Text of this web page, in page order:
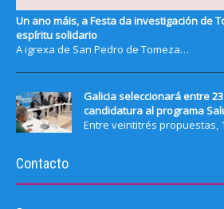
Un ano máis, a Festa da investigación de
espíritu solidario
A igrexa de San Pedro de Tomeza…
Galicia seleccionará entre
candidatura al programa
Entre veintitrés propuestas,
Contacto